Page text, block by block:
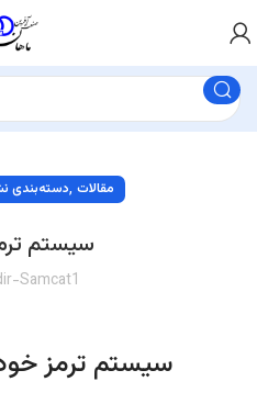
دسته‌بندی, مقالات
سیستم
Samcat1
سیستم ترمز